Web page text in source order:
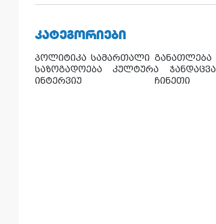
ᲙᲐᲢᲔᲒᲝᲠᲘᲔᲑᲘ
პოლიტიკა სამართალი განათლება
საზოგადოება
კულტურა ჯანდაცვა
ინტერვიუ
ჩინეთი